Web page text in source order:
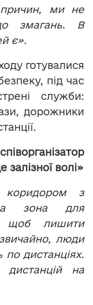
ми не
змагань. В
є».
готувалися
під час
служби:
дорожники
залізної волі»
коридором з
зона для
щоб лишити
люди
по дистанціях.
на